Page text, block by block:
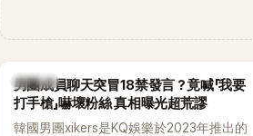
K-POP
男團成員聊天突冒18禁發言？竟喊「我要
打手槍」嚇壞粉絲 真相曝光超荒謬
韓國男團xikers是KQ娛樂於2023年推出的